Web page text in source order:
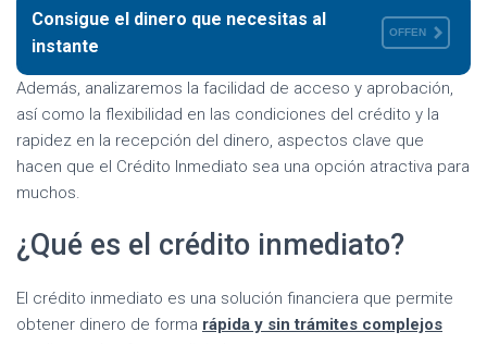
Consigue el dinero que necesitas al
instante
OFFEN
Además, analizaremos la facilidad de acceso y aprobación,
así como la flexibilidad en las condiciones del crédito y la
rapidez en la recepción del dinero, aspectos clave que
hacen que el Crédito Inmediato sea una opción atractiva para
muchos.
¿Qué es el crédito inmediato?
El crédito inmediato es una solución financiera que permite
obtener dinero de forma rápida y sin trámites complejos